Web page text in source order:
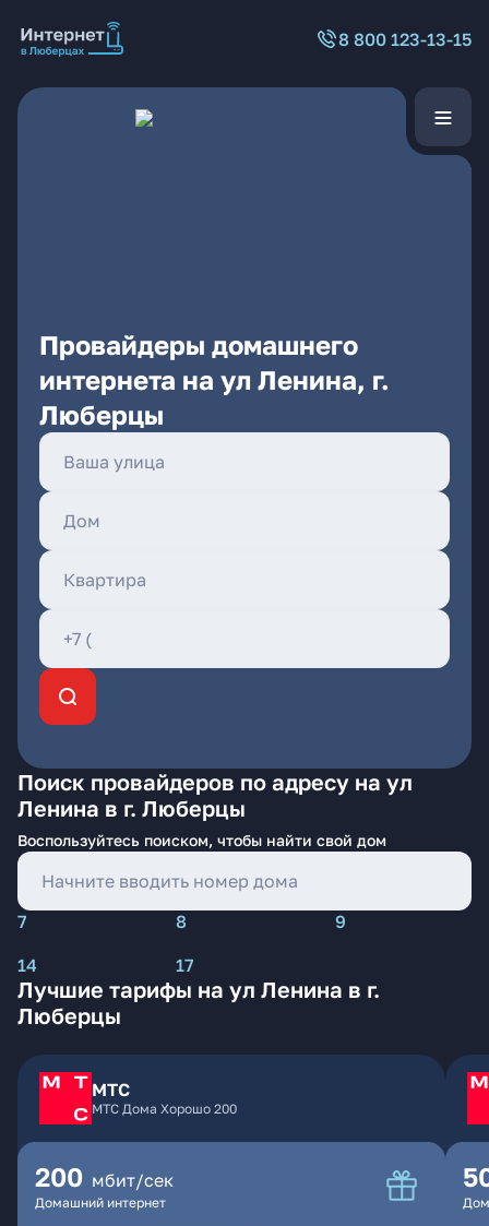
8 800 123-13-15
Провайдеры домашнего
интернета на ул Ленина, г.
Люберцы
Поиск провайдеров по адресу на ул
Ленина в г. Люберцы
Воспользуйтесь поиском, чтобы найти свой дом
7 8
9
14
17
Лучшие тарифы на ул Ленина в г.
Люберцы
МТС
МТС Дома Хорошо 200
200 мбит/сек
Домашний интернет